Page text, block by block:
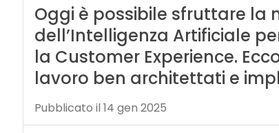
Oggi è possibile sfruttare
dell’Intelligenza Artificiale
la Customer Experience.
lavoro ben architettati e
Pubblicato il 14 gen 2025